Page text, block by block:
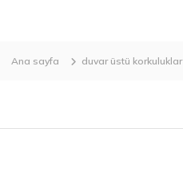
o r p
s
Ana sayfa duvar üstü korkuluklar